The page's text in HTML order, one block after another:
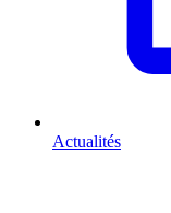
Actualités